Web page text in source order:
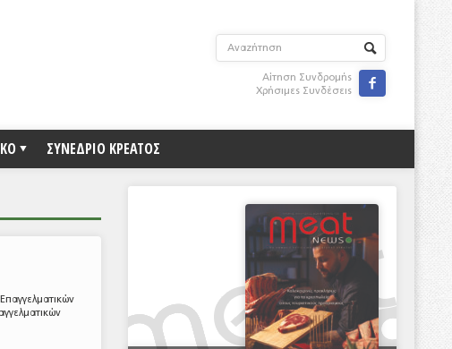
Αίτηση Συνδρομής
Χρήσιμες Συνδέσεις

ΣΥΝΕΔΡΙΟ ΚΡΕΑΤΟΣ